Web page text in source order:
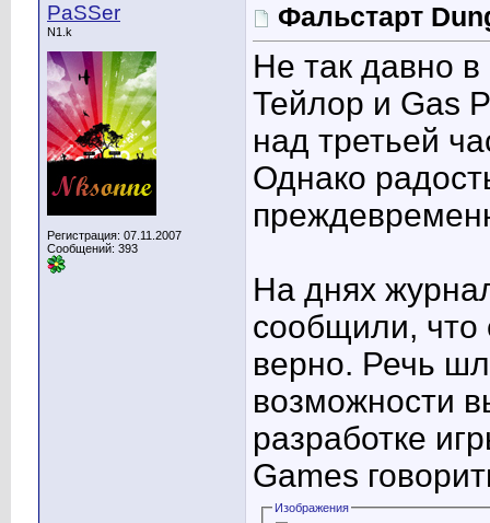
PaSSer
N1.k
Регистрация: 07.11.2007
Сообщений: 393
Фальстарт
Не так давно
Тейлор и Gas
над третьей
Однако
На днях
сообщили, что
верно. Речь
возможности
разработке
Games
Изображения